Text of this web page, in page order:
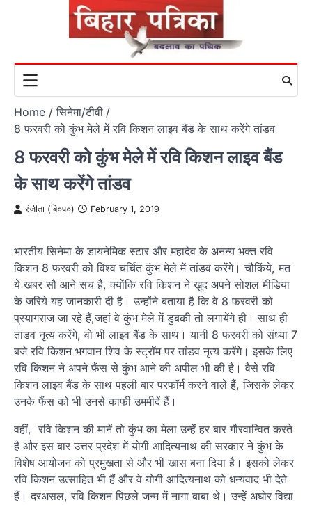
Home
सिनेमा/टीवी
8 फरवरी को कुंभ मेले में रवि किशन लाइव बैंड के साथ करेंगे तांडव
8 फरवरी को कुंभ मेले में रवि किशन लाइव बैंड
के साथ करेंगे तांडव
रंजीता (बि०प०) February 1, 2019
भारतीय सिनेमा के डायनेमिक स्‍टार और महादेव के अनन्‍य भक्‍त रवि
किशन 8 फरवरी को विश्‍व चर्चित कुंभ मेले में तांडव करेंगे। चौकिंये, मत
ये खबर सौ आने सच है, क्‍योंकि रवि किशन ने खुद अपने सोशल मीडिया
के जरिये यह जानकारी दी है। उन्‍होंने बताया है कि वे 8 फरवरी को
प्रयागराज जा रहे हैं,जहां वे कुंभ मेले में डुबकी तो लगायेंगे ही। साथ ही
तांडव नृत्‍य करेंगे, वो भी लाइव बैंड के साथ। यानी 8 फरवरी को संध्‍या 7
बजे रवि किशन भगवान शिव के स्‍ट्रॉम पर तांडव नृत्‍य करेंगे। इसके लिए
रवि किशन ने अपने फैंस से कुंभ आने की अपील भी की है। वैसे रवि
किशन लाइव बैंड के साथ पहली बार परफॉर्म करने वाले हैं, जिसके लेकर
उनके फैंस को भी उनसे काफी उममीदें हैं।
वहीं, रवि किशन की मानें तो कुंभ का मेला उन्‍हें हर बार गौरवान्वित करते
है और इस बार उत्तर प्रदेश में योगी आदित्‍यनाथ की सरकार ने कुंभ के
विशेष आयोजन को प्रमुखता से और भी खास बना दिया है। इसको लेकर
रवि किशन उत्‍साहित भी हैं और वे योगी आदित्‍यनाथ को धन्‍यवाद भी देते
हैं। दरअसल, रवि किशन पिछले जन्‍म में नागा बाबा थे। उन्‍हें अघोर विद्या